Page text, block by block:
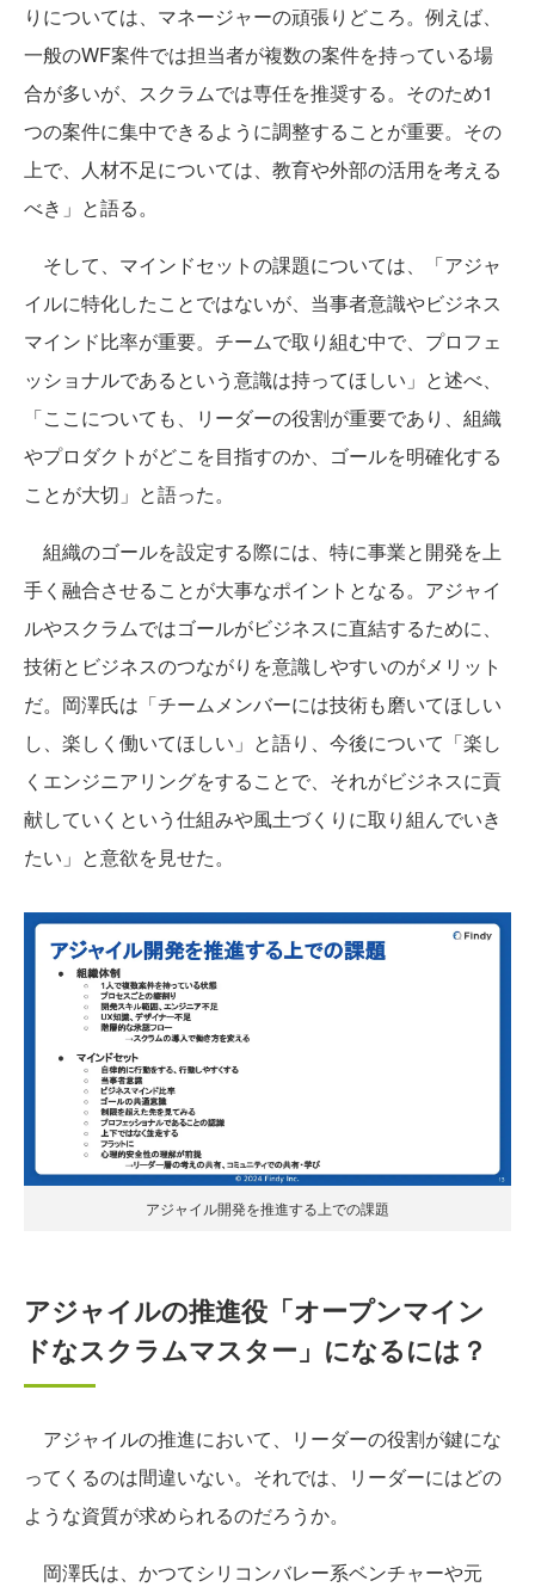
りについては、マネージャーの頑張りどころ。例えば、
一般のWF案件では担当者が複数の案件を持っている場
合が多いが、スクラムでは専任を推奨する。そのため1
つの案件に集中できるように調整することが重要。その
上で、人材不足については、教育や外部の活用を考える
べき」と語る。
そして、マインドセットの課題については、「アジャ
イルに特化したことではないが、当事者意識やビジネス
マインド比率が重要。チームで取り組む中で、プロフェ
ッショナルであるという意識は持ってほしい」と述べ、
「ここについても、リーダーの役割が重要であり、組織
やプロダクトがどこを目指すのか、ゴールを明確化する
ことが大切」と語った。
組織のゴールを設定する際には、特に事業と開発を上
手く融合させることが大事なポイントとなる。アジャイ
ルやスクラムではゴールがビジネスに直結するために、
技術とビジネスのつながりを意識しやすいのがメリット
だ。岡澤氏は「チームメンバーには技術も磨いてほしい
し、楽しく働いてほしい」と語り、今後について「楽し
くエンジニアリングをすることで、それがビジネスに貢
献していくという仕組みや風土づくりに取り組んでいき
たい」と意欲を見せた。
アジャイル開発を推進する上での課題
アジャイルの推進役「オープンマイン
ドなスクラムマスター」になるには？
アジャイルの推進において、リーダーの役割が鍵にな
ってくるのは間違いない。それでは、リーダーにはどの
ような資質が求められるのだろうか。
岡澤氏は、かつてシリコンバレー系ベンチャーや元